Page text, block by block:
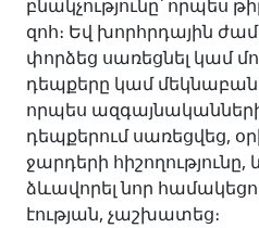
բնակչությունը՝ որպես
զոհ։ Եվ խորհրդային
փորձեց սառեցնել կամ
դեպքերը կամ
որպես
դեպքերում սառեցվեց,
ջարդերի հիշողությունը,
ձևավորել նոր
էության, չաշխատեց։